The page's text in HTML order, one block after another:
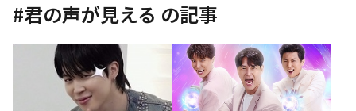
#君の声が見える の記事